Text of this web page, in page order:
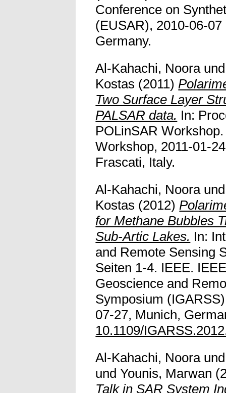
Conference on
(EUSAR), 2010-06-
Germany.
Al-Kahachi, Noora
Kostas (2011)
Two Surface Layer
PALSAR data. In:
POLinSAR
Workshop, 2011-01-
Frascati, Italy.
Al-Kahachi, Noora
Kostas (2012)
for Methane Bubbles
Sub-Artic Lakes. In:
and Remote Sensing
Seiten 1-4. IEEE.
Geoscience and
Symposium
07-27, Munich,
10.1109/
Al-Kahachi, Noora
undYounis, Marwan
Talk in SAR System